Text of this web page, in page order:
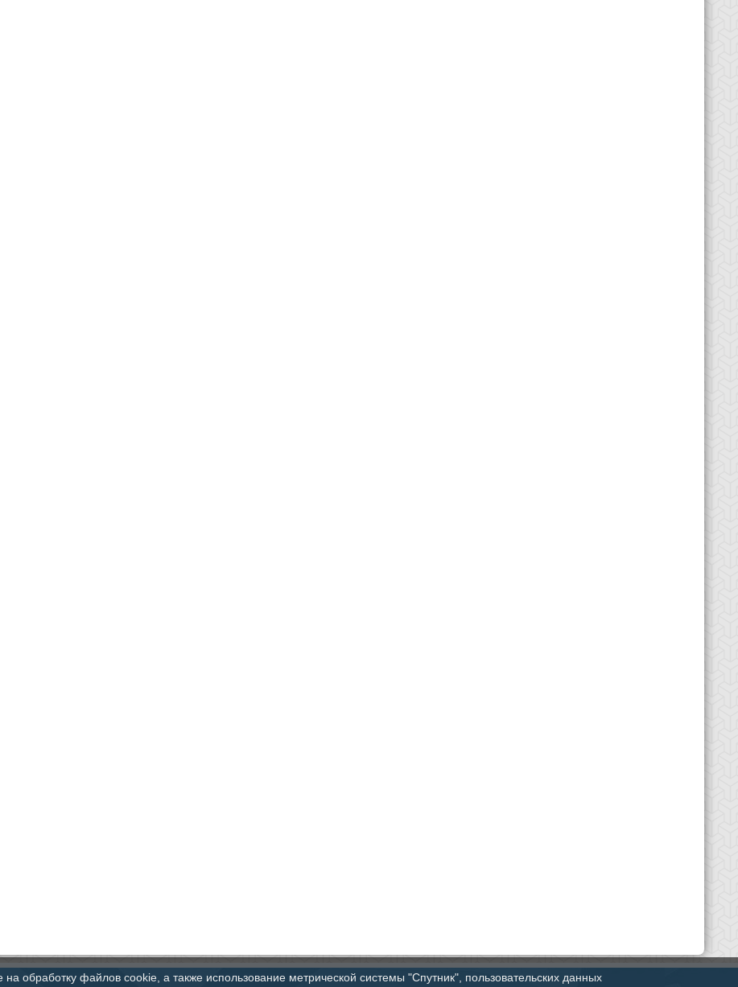
обработку файлов cookie, а также использование метрической системы "Спутник", пользовательских данных